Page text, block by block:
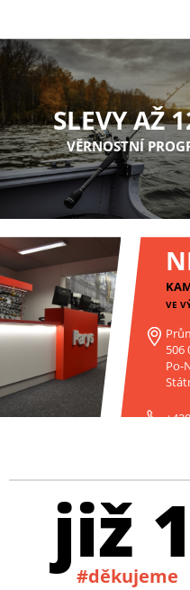
SLEVY AŽ
VĚRNOSTNÍ
VE
506
Po-
již
#děkujeme